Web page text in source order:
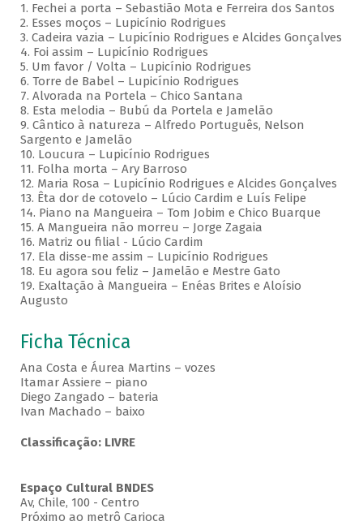
1. Fechei a porta – Sebastião Mota e Ferreira dos Santos
2. Esses moços – Lupicínio Rodrigues
3. Cadeira vazia – Lupicínio Rodrigues e Alcides Gonçalves
4. Foi assim – Lupicínio Rodrigues
5. Um favor / Volta – Lupicínio Rodrigues
6. Torre de Babel – Lupicínio Rodrigues
7. Alvorada na Portela – Chico Santana
8. Esta melodia – Bubú da Portela e Jamelão
9. Cântico à natureza – Alfredo Português, Nelson
Sargento e Jamelão
10. Loucura – Lupicínio Rodrigues
11. Folha morta – Ary Barroso
12. Maria Rosa – Lupicínio Rodrigues e Alcides Gonçalves
13. Êta dor de cotovelo – Lúcio Cardim e Luís Felipe
14. Piano na Mangueira – Tom Jobim e Chico Buarque
15. A Mangueira não morreu – Jorge Zagaia
16. Matriz ou filial - Lúcio Cardim
17. Ela disse-me assim – Lupicínio Rodrigues
18. Eu agora sou feliz – Jamelão e Mestre Gato
19. Exaltação à Mangueira – Enéas Brites e Aloísio
Augusto
Ficha Técnica
Ana Costa e Áurea Martins – vozes
Itamar Assiere – piano
Diego Zangado – bateria
Ivan Machado – baixo
Classificação: LIVRE
Espaço Cultural BNDES
Av, Chile, 100 - Centro
Próximo ao metrô Carioca